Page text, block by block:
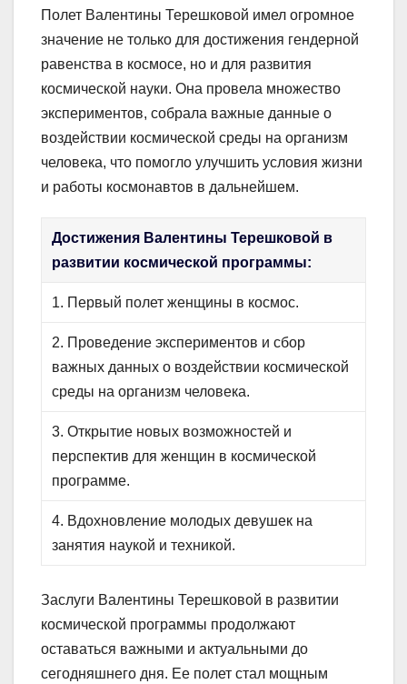
Полет Валентины Терешковой имел огромное
значение не только для достижения гендерной
равенства в космосе, но и для развития
космической науки. Она провела множество
экспериментов, собрала важные данные о
воздействии космической среды на организм
человека, что помогло улучшить условия жизни
и работы космонавтов в дальнейшем.
Достижения Валентины Терешковой в
развитии космической программы:
1. Первый полет женщины в космос.
2. Проведение экспериментов и сбор
важных данных о воздействии космической
среды на организм человека.
3. Открытие новых возможностей и
перспектив для женщин в космической
программе.
4. Вдохновление молодых девушек на
занятия наукой и техникой.
Заслуги Валентины Терешковой в развитии
космической программы продолжают
оставаться важными и актуальными до
сегодняшнего дня. Ее полет стал мощным